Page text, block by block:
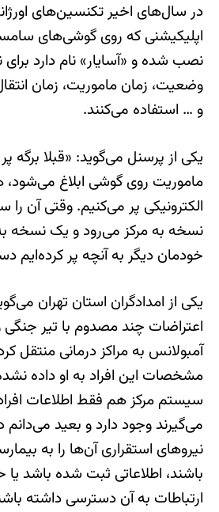
در سال‌های اخیر تکنسین‌های
نصب شده و «آسایار» نام دارد
وضعیت، زمان ماموریت، زمان
و … استفاده می‌کنند.
یکی از پرسنل می‌گوید: «قبلا برگه
ماموریت روی گوشی ابلاغ می‌شود،
الکترونیکی پر می‌کنیم. وقتی آن
نسخه به مرکز می‌رود و یک نسخه
خودمان دیگر به آنچه پر کرده‌ایم
یکی از امدادگران استان تهران
اعتراضات چند مصدوم با تیر جنگی
آمبولانس به مراکز درمانی منتقل
مشخصات این افراد به او داده
سیستم مرکز هم فقط اطلاعات
می‌گیرند وجود دارد و بعید می‌دانم
نیروهای استقراری آن‌ها را به
باشند، اطلاعاتی ثبت شده باشد
ارتباطات به آن دسترسی داشته